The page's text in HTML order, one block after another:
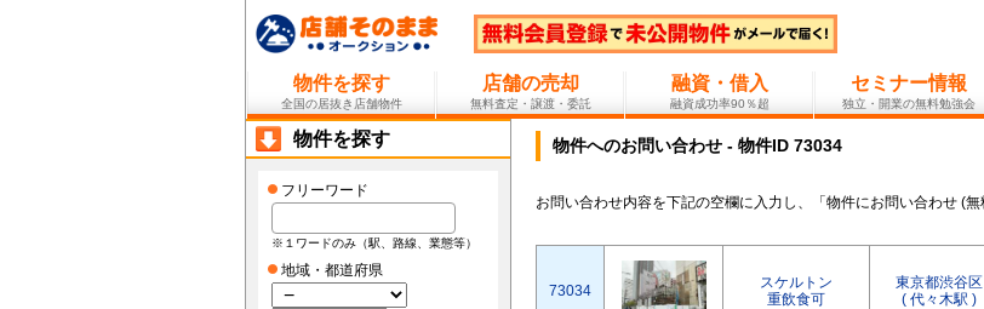
物件を探す
全国の居抜き店舗物件
店舗の売却
無料査定・譲渡・委託
融資・借入
融資成功率90％超
セミナー情報
独立・開業の無料勉強会
物件へのお問い合わせ - 物件ID 73034
お問い合わせ内容を下記の空欄に入力し、「物件にお問い合わせ (無
73034
スケルトン
重飲食可
東京都渋谷区
( 代々木駅 )
物件を探す
フリーワード
※１ワードのみ（駅、路線、業態等）
地域・都道府県